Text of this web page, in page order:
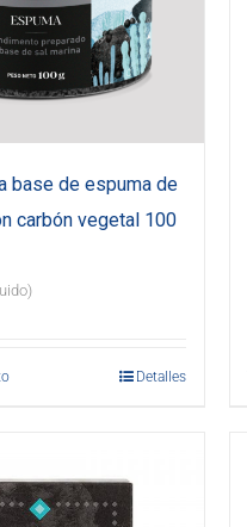
base de espuma de
carbón vegetal 100
Detalles